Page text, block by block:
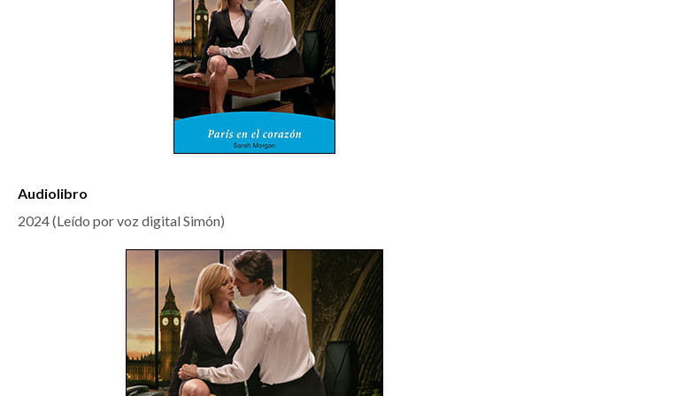
Audiolibro
2024 (Leído por voz digital Simón)